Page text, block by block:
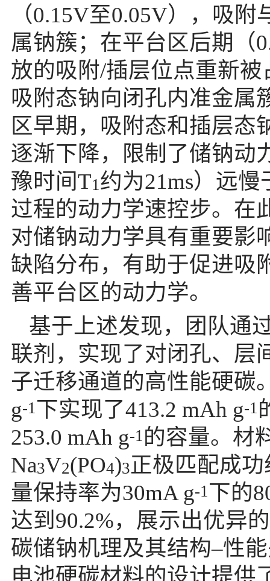
（0.15V至0.05V），吸附
属钠簇；在平台区后期（
放的吸附/插层位点重新
吸附态钠向闭孔内准金属
区早期，吸附态和插层态
逐渐下降，限制了储钠动
豫时间T1约为21ms）远慢
过程的动力学速控步。在
对储钠动力学具有重要影
缺陷分布，有助于促进吸
善平台区的动力学。
基于上述发现，团队通
联剂，实现了对闭孔、层
子迁移通道的高性能硬碳
g-1 下实现了413.2 mAh g-1
253.0 mAh g-1 的容量。材
Na3V2(PO4)3正极匹配成
量保持率为30mA g-1 下的
达到 90.2%，展示出优异
碳储钠机理及其结构–性
电池硬碳材料的设计提供